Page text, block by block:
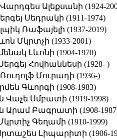
Ալեքսանի (1924-
Սեդրակի (1911-1974)
Ռաֆայելի (1937-2019)
Մկրտչի (1933-2001)
Լևոնի (1904-1970)
Հովհաննեսի (1928- )
Մուրադի (1936-)
Գևորգի (1908-1983)
Վաչե Սմբատի (1919-1998)
Արամ Բագրատի (1908-
Գեղամի (1910-1999)
Լիպարիտի (1906-